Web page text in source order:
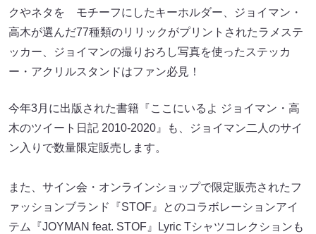
クやネタを モチーフにしたキーホルダー、ジョイマン・
高木が選んだ77種類のリリックがプリントされたラメステ
ッカー、ジョイマンの撮りおろし写真を使ったステッカ
ー・アクリルスタンドはファン必見！
今年3月に出版された書籍『ここにいるよ ジョイマン・高
木のツイート日記 2010-2020』も、ジョイマン二人のサイ
ン入りで数量限定販売します。
また、サイン会・オンラインショップで限定販売されたフ
ァッションブランド『STOF』とのコラボレーションアイ
テム『JOYMAN feat. STOF』Lyric Tシャツコレクションも